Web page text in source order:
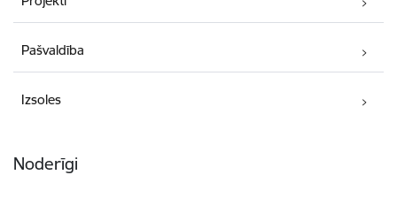
Pašvaldība
Izsoles
Noderīgi